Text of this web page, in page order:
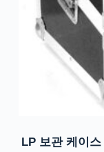
LP 보관 케이